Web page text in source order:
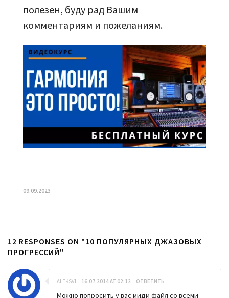
полезен, буду рад Вашим
комментариям и пожеланиям.
09.09.2023
12 RESPONSES ON "10 ПОПУЛЯРНЫХ ДЖАЗОВЫХ
ПРОГРЕССИЙ"
ALEKSVIL 16.07.2014 AT 02:12 ОТВЕТИТЬ
Можно попросить у вас миди файл со всеми